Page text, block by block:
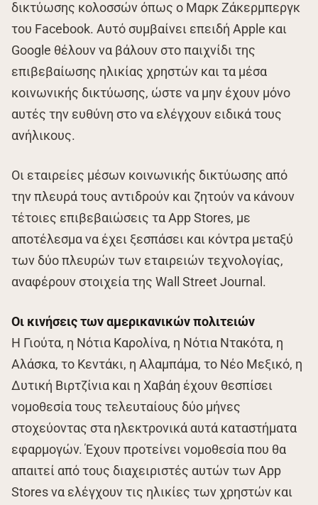
δικτύωσης κολοσσών όπως ο Μαρκ Ζάκερμπεργκ
του Facebook. Αυτό συμβαίνει επειδή Apple και
Google θέλουν να βάλουν στο παιχνίδι της
επιβεβαίωσης ηλικίας χρηστών και τα μέσα
κοινωνικής δικτύωσης, ώστε να μην έχουν μόνο
αυτές την ευθύνη στο να ελέγχουν ειδικά τους
ανήλικους.
Οι εταιρείες μέσων κοινωνικής δικτύωσης από
την πλευρά τους αντιδρούν και ζητούν να κάνουν
τέτοιες επιβεβαιώσεις τα App Stores, με
αποτέλεσμα να έχει ξεσπάσει και κόντρα μεταξύ
των δύο πλευρών των εταιρειών τεχνολογίας,
αναφέρουν στοιχεία της Wall Street Journal.
Οι κινήσεις των αμερικανικών πολιτειών
Η Γιούτα, η Νότια Καρολίνα, η Νότια Ντακότα, η
Αλάσκα, το Κεντάκι, η Αλαμπάμα, το Νέο Μεξικό, η
Δυτική Βιρτζίνια και η Χαβάη έχουν θεσπίσει
νομοθεσία τους τελευταίους δύο μήνες
στοχεύοντας στα ηλεκτρονικά αυτά καταστήματα
εφαρμογών. Έχουν προτείνει νομοθεσία που θα
απαιτεί από τους διαχειριστές αυτών των App
Stores να ελέγχουν τις ηλικίες των χρηστών και